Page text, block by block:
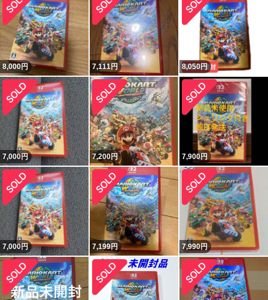
8,000円 7,111円 8,050円
7,000円 7,200円 7,900円
7,000円 7,199円 7,990円